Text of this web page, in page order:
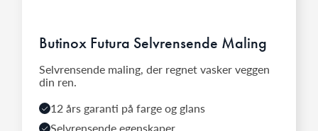
Butinox Futura Selvrensende Maling
Selvrensende maling, der regnet vasker veggen
din ren.
12 års garanti på farge og glans
Selvrensende egenskaper